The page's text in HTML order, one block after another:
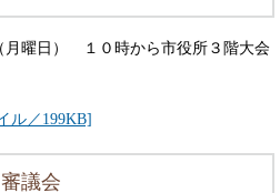
曜日） １０時から市役所３階大会
ル／199KB]
議会